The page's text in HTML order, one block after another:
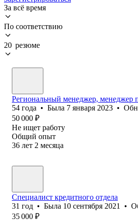
За всё время
По соответствию
20 резюме
Региональный менеджер, менеджер
54 года • Была 7 января 2023 •
50 000 ₽
Не ищет работу
Общий опыт
36 лет 2 месяца
Специалист кредитного отдела
31 год • Была 10 сентября 2021 •
35 000 ₽